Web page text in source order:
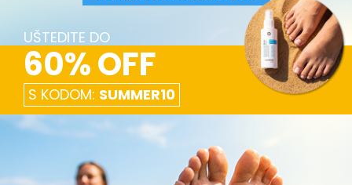
UŠTEDITE DO
60% OFF
S KODOM: SUMMER10